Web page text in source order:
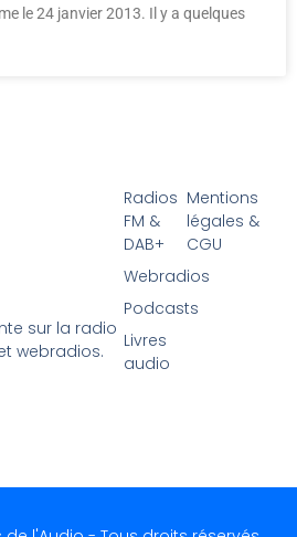
le 24 janvier 2013. Il y a quelques
sur la radio
webradios.
Radios
FM &
DAB+
Webradios
Podcasts
Livres
audio
Mentions
légales &
CGU